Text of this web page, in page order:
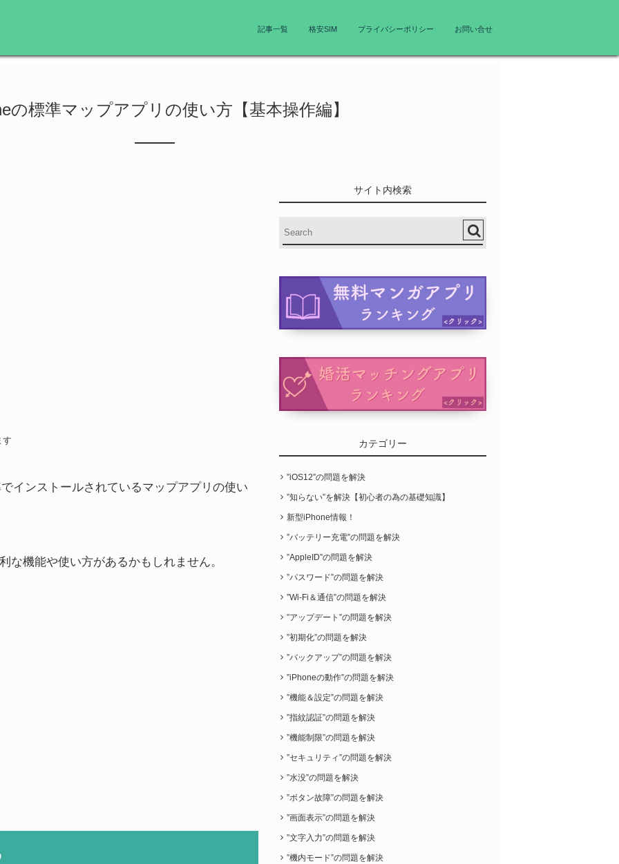
記事一覧 格安SIM プライバシーポリシー お問い合せ
の標準マップアプリの使い方【基本操作編】
す
インストールされているマップアプリの使い
な機能や使い方があるかもしれません。
サイト内検索
カテゴリー
”iOS12”の問題を解決
”知らない”を解決【初心者の為の基礎知識】
新型iPhone情報！
”バッテリー充電”の問題を解決
”AppleID”の問題を解決
”パスワード”の問題を解決
”Wi-Fi＆通信”の問題を解決
”アップデート”の問題を解決
”初期化”の問題を解決
”バックアップ”の問題を解決
”iPhoneの動作”の問題を解決
”機能＆設定”の問題を解決
”指紋認証”の問題を解決
”機能制限”の問題を解決
”セキュリティ”の問題を解決
”水没”の問題を解決
”ボタン故障”の問題を解決
”画面表示”の問題を解決
”文字入力”の問題を解決
”機内モード”の問題を解決